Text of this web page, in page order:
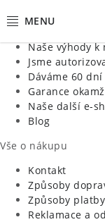
Jsme tradiční
Naše výhody k
Jsme
Dáváme 60
Garance
Naše další e-
Blog
Vše o nákupu
Kontakt
Způsoby
Způsoby platby
Reklamace a
KOŠE
SÁČKY
KUCHYNĚ
ORGANIZACE